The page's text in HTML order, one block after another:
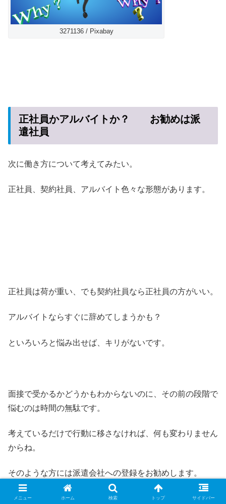
3271136 / Pixabay
正社員かアルバイトか？ お勧めは派
遣社員
次に働き方について考えてみたい。
正社員、契約社員、アルバイト色々な形態があります。
正社員は荷が重い、でも契約社員なら正社員の方がいい。
アルバイトならすぐに辞めてしまうかも？
といろいろと悩み出せば、キリがないです。
面接で受かるかどうかもわからないのに、その前の段階で
悩むのは時間の無駄です。
考えているだけで行動に移さなければ、何も変わりません
からね。
そのような方には派遣会社への登録をお勧めします。
メニュー ホーム 検索 トップ サイドバー